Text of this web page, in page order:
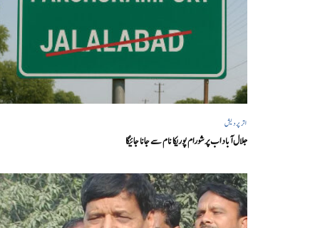
اتر پردیش
جلال آباد اب پرشورام پوریکا نام سے جانا جائیگا